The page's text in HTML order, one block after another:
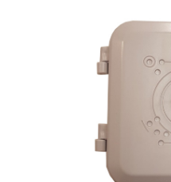
數位監控(攝影機)
類比700條攝影機
AHD 720P
NVR(主機)